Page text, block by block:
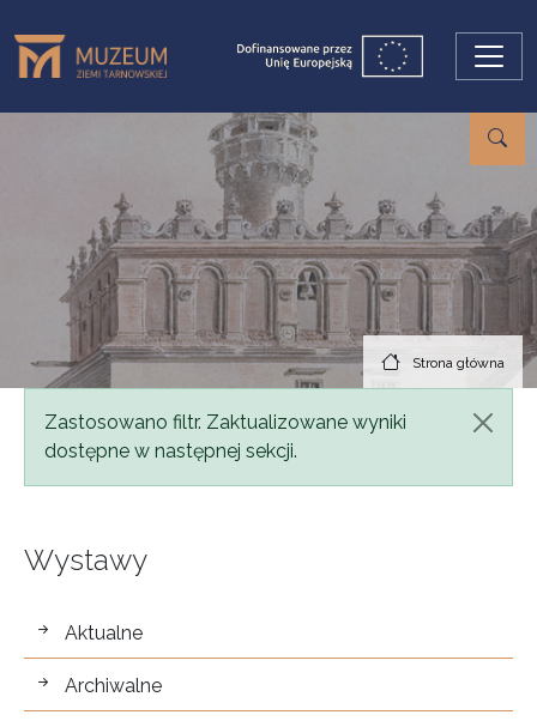
Strona główna
Komunikat
Zastosowano filtr. Zaktualizowane wyniki
dostępne w następnej sekcji.
Wystawy
wystawy
Aktualne
Archiwalne